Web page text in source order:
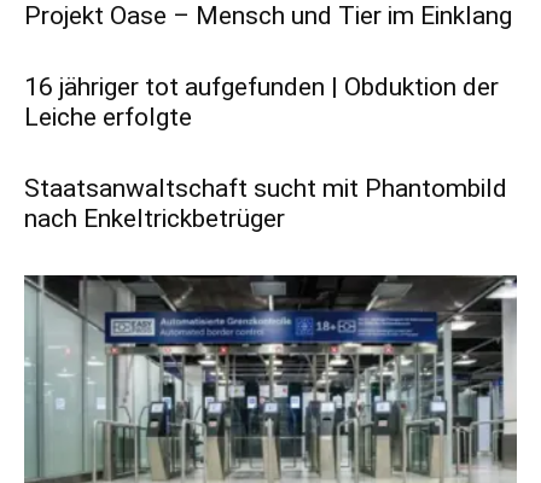
Projekt Oase – Mensch und Tier im Einklang
16 jähriger tot aufgefunden | Obduktion der
Leiche erfolgte
Staatsanwaltschaft sucht mit Phantombild
nach Enkeltrickbetrüger